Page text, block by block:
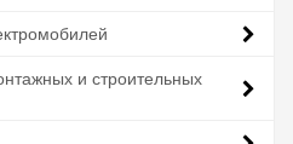
и строительных